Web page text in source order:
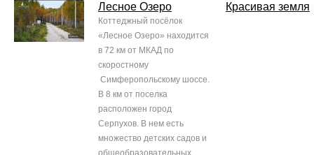
Лесное Озеро
Коттеджный посёлок
«Лесное Озеро» находится
в 72 км от МКАД по
скоростному
Симферопольскому шоссе.
В 8 км от поселка
расположен город
Серпухов. В нем есть
множество детских садов и
общеобразовательных
Красивая земля